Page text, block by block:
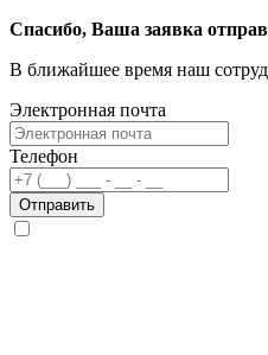
Спасибо, Ваша заявка
В ближайшее время наш
Электронная почта
Телефон
Отправить